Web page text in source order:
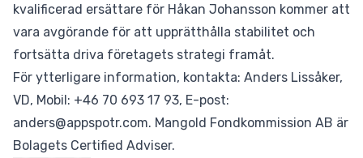
kvalificerad ersättare för Håkan Johansson kommer att
vara avgörande för att upprätthålla stabilitet och
fortsätta driva företagets strategi framåt.
För ytterligare information, kontakta: Anders Lissåker,
VD, Mobil: +46 70 693 17 93, E-post:
anders@appspotr.com. Mangold Fondkommission AB är
Bolagets Certified Adviser.